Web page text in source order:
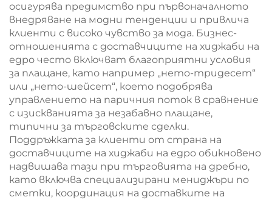
осигурява предимство при първоначалното
внедряване на модни тенденции и привлича
клиенти с високо чувство за мода. Бизнес-
отношенията с доставчиците на хиджаби на
едро често включват благоприятни условия
за плащане, като например „нето-тридесет“
или „нето-шейсет“, което подобрява
управлението на паричния поток в сравнение
с изискванията за незабавно плащане,
типични за търговските сделки.
Поддръжката за клиенти от страна на
доставчиците на хиджаби на едро обикновено
надвишава тази при търговията на дребно,
като включва специализирани мениджъри по
сметки, координация на доставките на